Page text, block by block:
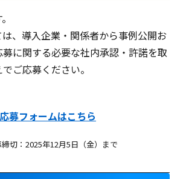
、導入企業・関係者から事例公開お
に関する必要な社内承認・許諾を取
ご応募ください。
応募フォームはこちら
切：2025年12月5日（金）まで